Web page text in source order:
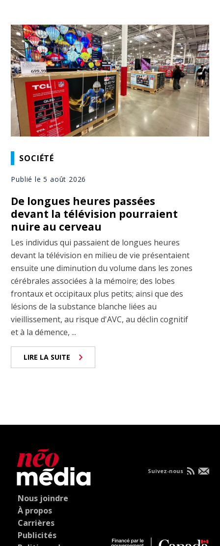
SOCIÉTÉ
Publié le 5 août 2026
De longues heures passées
devant la télévision pourraient
nuire au cerveau
Les individus qui passaient de longues heures
devant la télévision en milieu de vie présentaient
ensuite une diminution du volume dans les zones
cérébrales associées à la mémoire; des lobes
frontaux et occipitaux plus petits; ainsi que des
lésions de la substance blanche liées au
vieillissement, au risque d'AVC, au déclin cognitif
et à la démence, ...
LIRE LA SUITE
Nous joindre
À propos
Carrières
Publicités
Suivez-nous